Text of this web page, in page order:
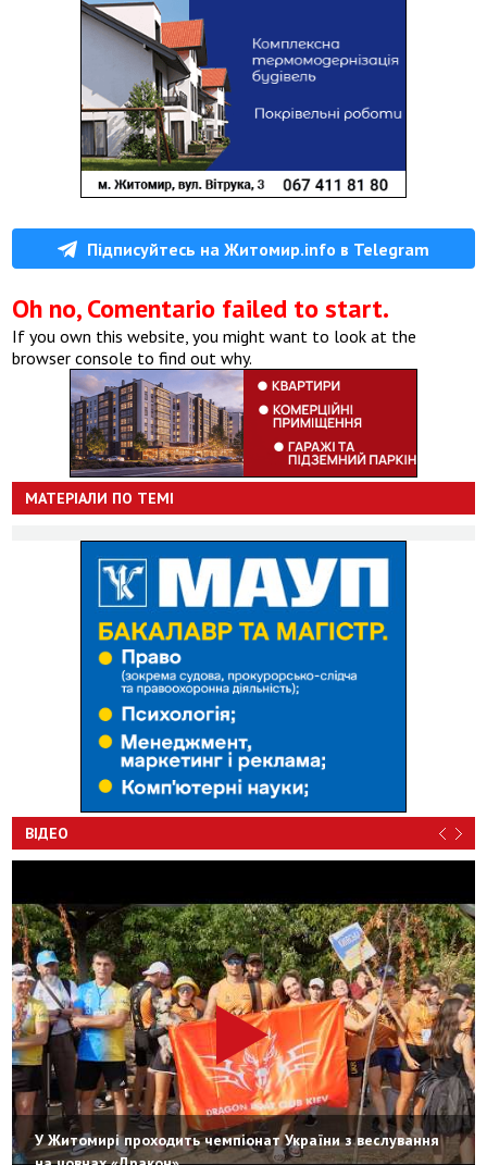
Підписуйтесь на Житомир.info в Telegram
Oh no, Comentario failed to start.
If you own this website, you might want to look at the
browser console to find out why.
МАТЕРІАЛИ ПО ТЕМІ
ВІДЕО
У Житомирі проходить чемпіонат України з веслування